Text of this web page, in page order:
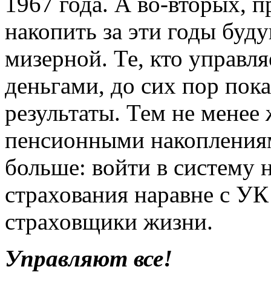
накопить за эти годы
мизерной. Те, кто
деньгами, до сих пор
результаты. Тем не
пенсионными
больше: войти в систему
страхования наравне с
страховщики жизни.
Управляют все!